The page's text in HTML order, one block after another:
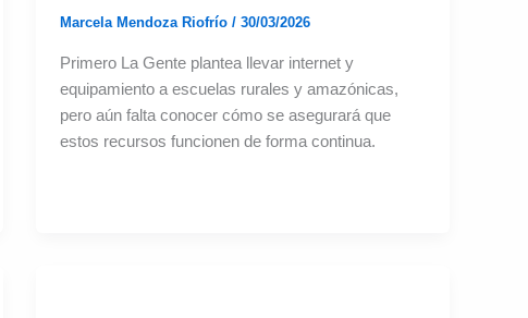
Marcela Mendoza Riofrío/30/03/2026
Primero La Gente plantea llevar internet y
equipamiento a escuelas rurales y amazónicas,
pero aún falta conocer cómo se asegurará que
estos recursos funcionen de forma continua.